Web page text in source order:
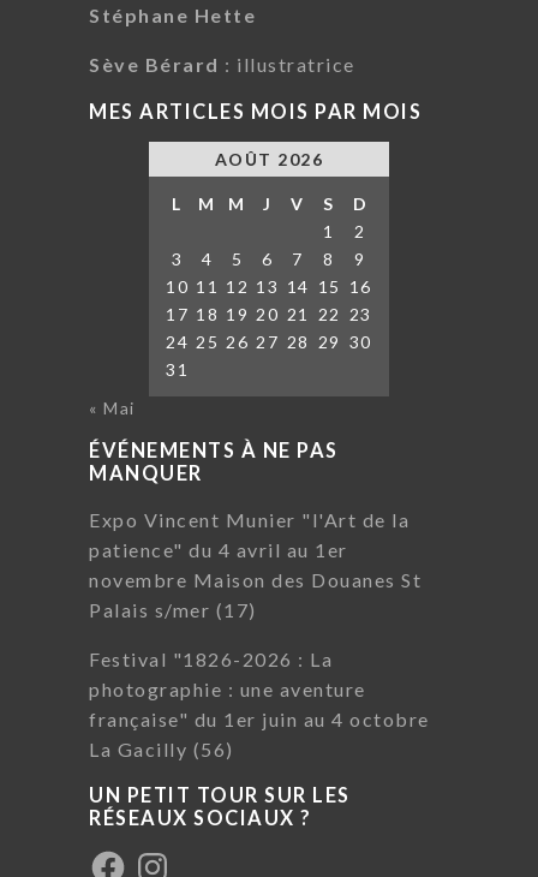
Stéphane Hette
Sève Bérard : illustratrice
MES ARTICLES MOIS PAR MOIS
AOÛT 2026
L M M J V S
D
1
2
3
4 5 6 7 8
9
10 11 12 13 14 15
16
17 18 19 20 21 22
23
24 25 26 27 28 29 30
31
« Mai
ÉVÉNEMENTS À NE PAS
MANQUER
Expo Vincent Munier "l'Art de la
patience" du 4 avril au 1er
novembre Maison des Douanes St
Palais s/mer (17)
Festival "1826-2026 : La
photographie : une aventure
française" du 1er juin au 4 octobre
La Gacilly (56)
UN PETIT TOUR SUR LES
RÉSEAUX SOCIAUX ?
FacebookInstagram